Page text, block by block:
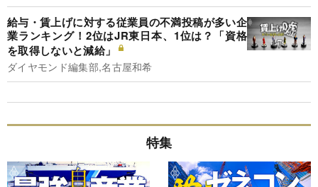
給与・賃上げに対する従業員の不満投稿が多い企
業ランキング！2位はJR東日本、1位は？「資格
を取得しないと減給」
ダイヤモンド編集部,名古屋和希
特集